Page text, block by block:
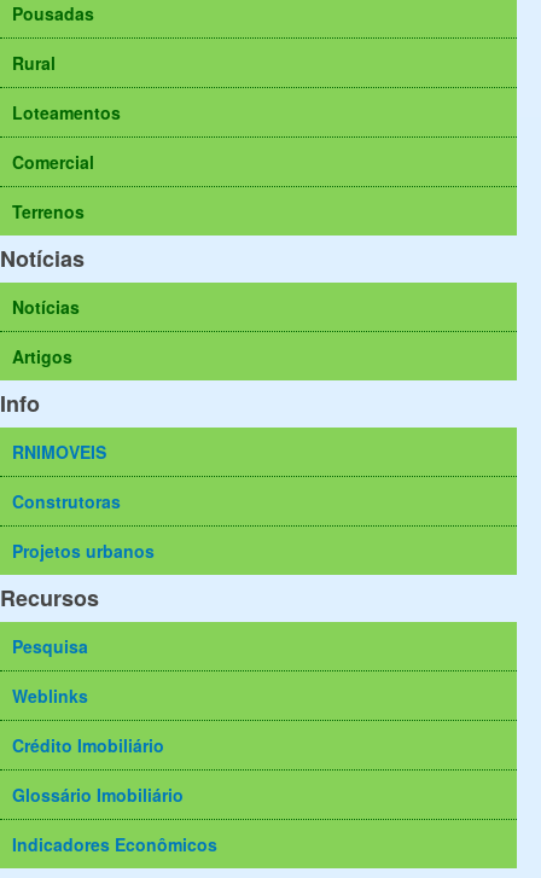
Pousadas
Rural
Loteamentos
Comercial
Terrenos
Notícias
Notícias
Artigos
Info
RNIMOVEIS
Construtoras
Projetos urbanos
Recursos
Pesquisa
Weblinks
Crédito Imobiliário
Glossário Imobiliário
Indicadores Econômicos